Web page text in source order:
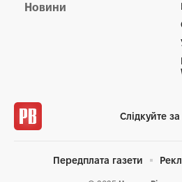
Новини
Слідкуйте
Передплата газети